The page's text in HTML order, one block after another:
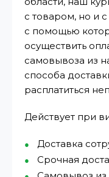
с товаром, но и
с помощью
осуществить
самовывоза из
способа
расплатиться
Действует при
Доставка
Срочная